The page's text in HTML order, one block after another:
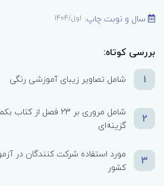
سال و نوبت چاپ: اول/1404
بررسی کوتاه:
1
شامل تصاویر زیبای آموزشی رنگی
2
گزینه‌ای
3
مورد استفاده شرکت کنندگان در
کشور